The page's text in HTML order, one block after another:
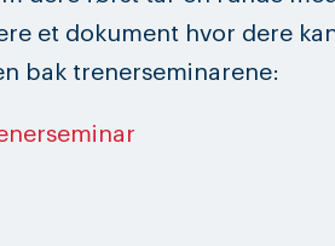
et dokument hvor dere
bak trenerseminarene: